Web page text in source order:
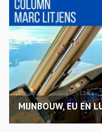
MIJNBOUW, EU EN